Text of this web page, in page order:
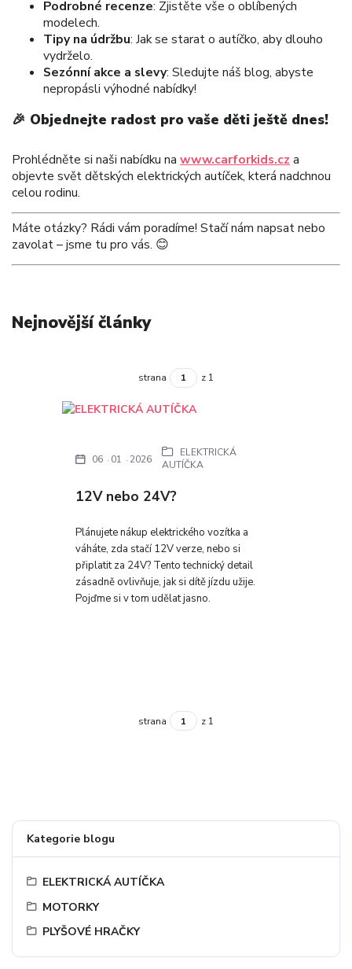
Kategorie blogu
ELEKTRICKÁ AUTÍČKA
MOTORKY
PLYŠOVÉ HRAČKY
Podrobné recenze: Zjistěte vše o oblíbených
modelech.
Tipy na údržbu: Jak se starat o autíčko, aby dlouho
vydrželo.
Sezónní akce a slevy: Sledujte náš blog, abyste
nepropásli výhodné nabídky!
🎉 Objednejte radost pro vaše děti ještě dnes!
Prohlédněte si naši nabídku na www.carforkids.cz a
objevte svět dětských elektrických autíček, která nadchnou
celou rodinu.
Máte otázky? Rádi vám poradíme! Stačí nám napsat nebo
zavolat – jsme tu pro vás. 😊
Nejnovější články
strana z 1
12V nebo 24V?
06 01 2026
ELEKTRICKÁ
AUTÍČKA
Plánujete nákup elektrického vozítka a
váháte, zda stačí 12V verze, nebo si
připlatit za 24V? Tento technický detail
zásadně ovlivňuje, jak si dítě jízdu užije.
Pojďme si v tom udělat jasno.
strana z 1